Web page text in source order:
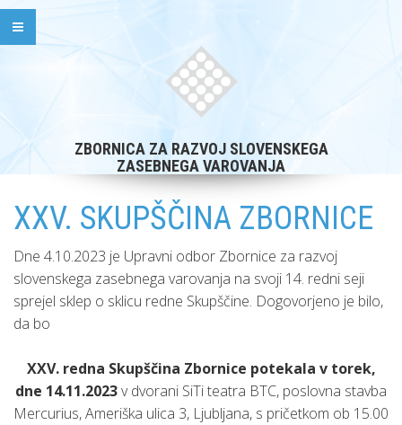
ZBORNICA ZA RAZVOJ SLOVENSKEGA
ZASEBNEGA VAROVANJA
XXV. SKUPŠČINA ZBORNICE
Dne 4.10.2023 je Upravni odbor Zbornice za razvoj
slovenskega zasebnega varovanja na svoji 14. redni seji
sprejel sklep o sklicu redne Skupščine. Dogovorjeno je bilo,
da bo
XXV. redna Skupščina Zbornice potekala v torek,
dne 14.11.2023v dvorani SiTi teatra BTC, poslovna stavba
Mercurius, Ameriška ulica 3, Ljubljana, s pričetkom ob 15.00